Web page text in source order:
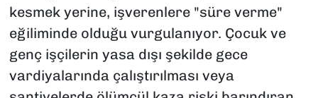
kesmek yerine, işverenlere "süre verme"
eğiliminde olduğu vurgulanıyor. Çocuk ve
genç işçilerin yasa dışı şekilde gece
vardiyalarında çalıştırılması veya